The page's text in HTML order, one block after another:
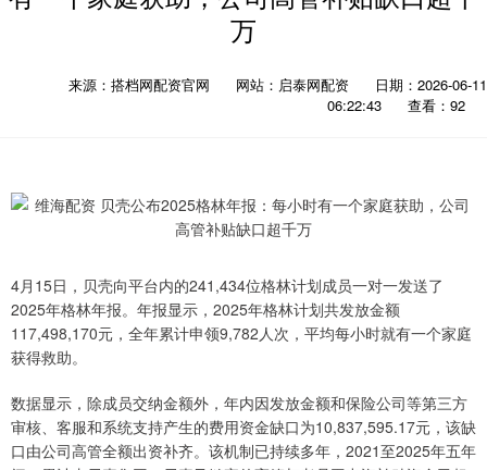
万
来源：搭档网配资官网 网站：启泰网配资
日期：2026-06-11
06:22:43
查看：92
4月15日，贝壳向平台内的241,434位格林计划成员一对一发送了
2025年格林年报。年报显示，2025年格林计划共发放金额
117,498,170元，全年累计申领9,782人次，平均每小时就有一个家庭
获得救助。
数据显示，除成员交纳金额外，年内因发放金额和保险公司等第三方
审核、客服和系统支持产生的费用资金缺口为10,837,595.17元，该缺
口由公司高管全额出资补齐。该机制已持续多年，2021至2025年五年